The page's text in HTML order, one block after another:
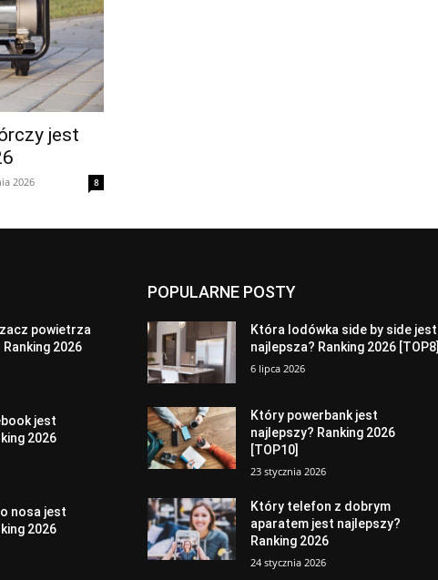
jest
2026 8
powietrza
2026
jest
2026
nosa jest
2026
POPULARNE POSTY
Która lodówka side by side jest
najlepsza? Ranking 2026 [TOP8]
6 lipca 2026
Który powerbank jest
najlepszy? Ranking 2026
[TOP10]
23 stycznia 2026
Który telefon z dobrym
aparatem jest najlepszy?
Ranking 2026
24 stycznia 2026